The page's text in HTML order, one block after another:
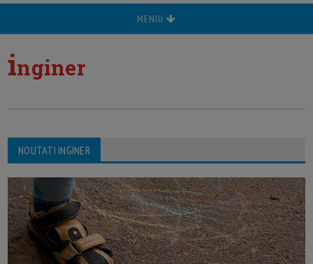
MENIU
inginer
NOUTATI INGINER